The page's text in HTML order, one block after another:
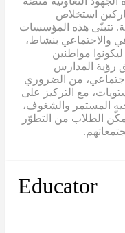
استخلاص
تتبنّى هذه المؤسسات
والاجتماعي بنشاط،
مواطنين
رؤية المدارس
من الضروري
مع التركيز على
المستمر والشغوف،
الطلاب من التطوّر
Educator